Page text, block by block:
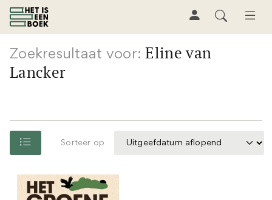
Zoekresultaat voor: Eline van
Lancker
Sorteer op